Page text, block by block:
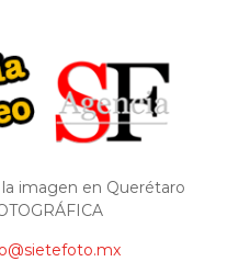
imagen en Querétaro